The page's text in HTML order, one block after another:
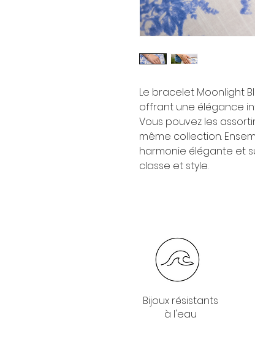
Le bracelet Moonlight
offrant une élégance
Vous pouvez les
même collection.
harmonie élégante et
classe et style.
Bijoux résistants
à l'eau